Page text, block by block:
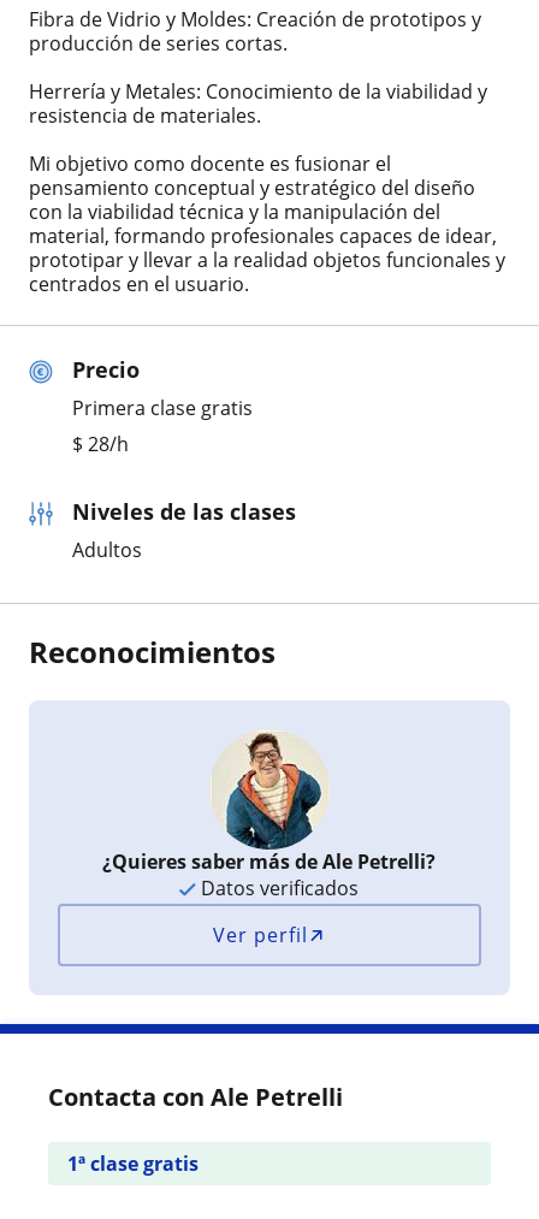
Precio
Primera clase gratis
$ 28/h
Niveles de las clases
Adultos
Fibra de Vidrio y Moldes: Creación de prototipos y
producción de series cortas.
Herrería y Metales: Conocimiento de la viabilidad y
resistencia de materiales.
Mi objetivo como docente es fusionar el
pensamiento conceptual y estratégico del diseño
con la viabilidad técnica y la manipulación del
material, formando profesionales capaces de idear,
prototipar y llevar a la realidad objetos funcionales y
centrados en el usuario.
Reconocimientos
¿Quieres saber más de Ale Petrelli?
Datos verificados
Ver perfil
Contacta con Ale Petrelli
1ª clase gratis